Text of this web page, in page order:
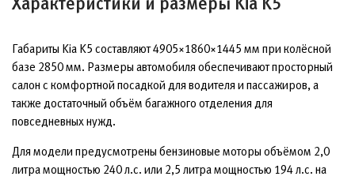
Габариты Kia K5 составляют 4905×1860×1445 мм при колёсной
базе 2850 мм. Размеры автомобиля обеспечивают просторный
салон с комфортной посадкой для водителя и пассажиров, а
также достаточный объём багажного отделения для
повседневных нужд.
Для модели предусмотрены бензиновые моторы объёмом 2,0
литра мощностью 240 л.с. или 2,5 литра мощностью 194 л.с. на